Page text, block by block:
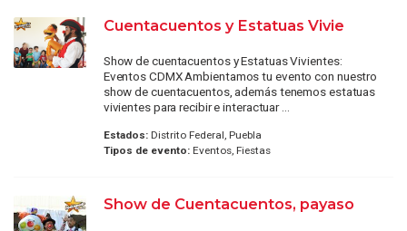
Cuentacuentos y Estatuas Vivie
Show de cuentacuentos y Estatuas Vivientes:
Eventos CDMX Ambientamos tu evento con nuestro
show de cuentacuentos, además tenemos estatuas
vivientes para recibir e interactuar ...
Estados:Distrito Federal, Puebla
Tipos de evento:Eventos, Fiestas
Show de Cuentacuentos, payaso